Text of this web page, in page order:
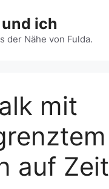
ich
der Nähe von Fulda.
mit
auf Zeit